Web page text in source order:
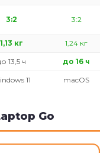
3:2 3:2
1,13 кг 1,24 кг
13,5 ч до 16 ч
11 macOS
Go